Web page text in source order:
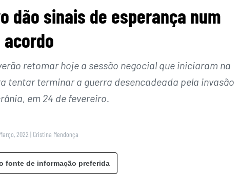
dão sinais de esperança num
acordo
retomar hoje a sessão negocial que iniciaram na
tentar terminar a guerra desencadeada pela invasão
em 24 de fevereiro.
2022 | Cristina Mendonça
fonte de informação preferida